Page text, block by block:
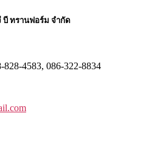
บี ทรานฟอร์ม จำกัด
4583, 086-322-8834